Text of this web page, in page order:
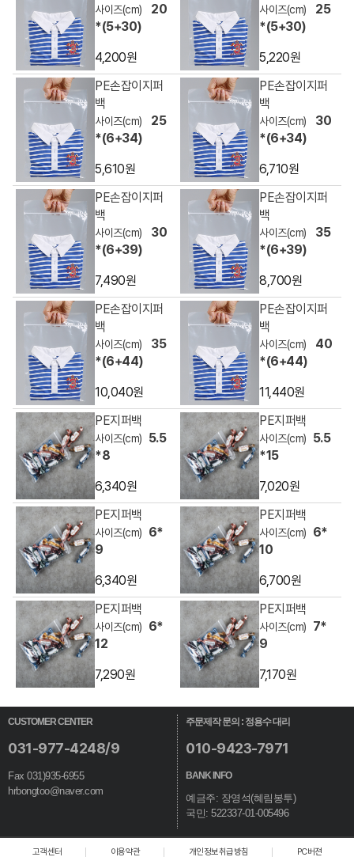
20
*(5+30)
4,200원
25
*(5+30)
5,220원
PE손잡이지퍼
백
25
*(6+34)
5,610원
PE손잡이지퍼
백
30
*(6+34)
6,710원
PE손잡이지퍼
백
30
*(6+39)
7,490원
PE손잡이지퍼
백
35
*(6+39)
8,700원
PE손잡이지퍼
백
35
*(6+44)
10,040원
PE손잡이지퍼
백
40
*(6+44)
11,440원
PE지퍼백
5.5
*8
6,340원
PE지퍼백
5.5
*15
7,020원
PE지퍼백
6*
9
6,340원
PE지퍼백
6*
10
6,700원
PE지퍼백
6*
12
7,290원
PE지퍼백
7*
9
7,170원
CUSTOMER CENTER
031-977-4248/9
Fax 031)935-6955
hrbongtoo@naver.com
주문제작 문의 : 정용수 대리
010-9423-7971
BANK INFO
예금주: 장영석(혜림봉투)
국민: 522337-01-005496
고객센터 이용약관 개인정보취급방침 PC버젼